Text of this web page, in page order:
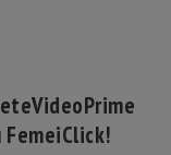
VideoPrime
Click!